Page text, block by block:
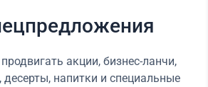
акции, бизнес-ланчи,
десерты, напитки и специальные